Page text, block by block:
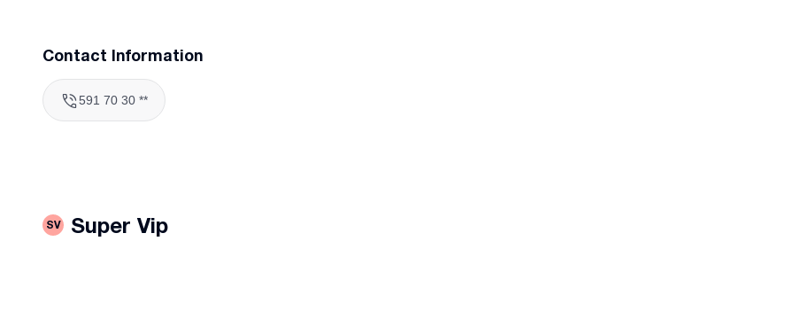
Contact Information
591 70 30 **
SV Super Vip